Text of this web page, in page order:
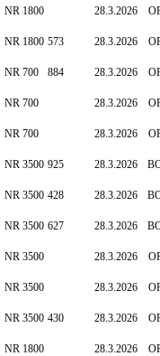
NR 1800 28.3.2026
NR 1800 573 28.3.2026
NR 700 884 28.3.2026
NR 700 28.3.2026
NR 700 28.3.2026
NR 3500 925 28.3.2026
NR 3500 428 28.3.2026
NR 3500 627 28.3.2026
NR 3500 28.3.2026
NR 3500 28.3.2026
NR 3500 430 28.3.2026
NR 1800 28.3.2026